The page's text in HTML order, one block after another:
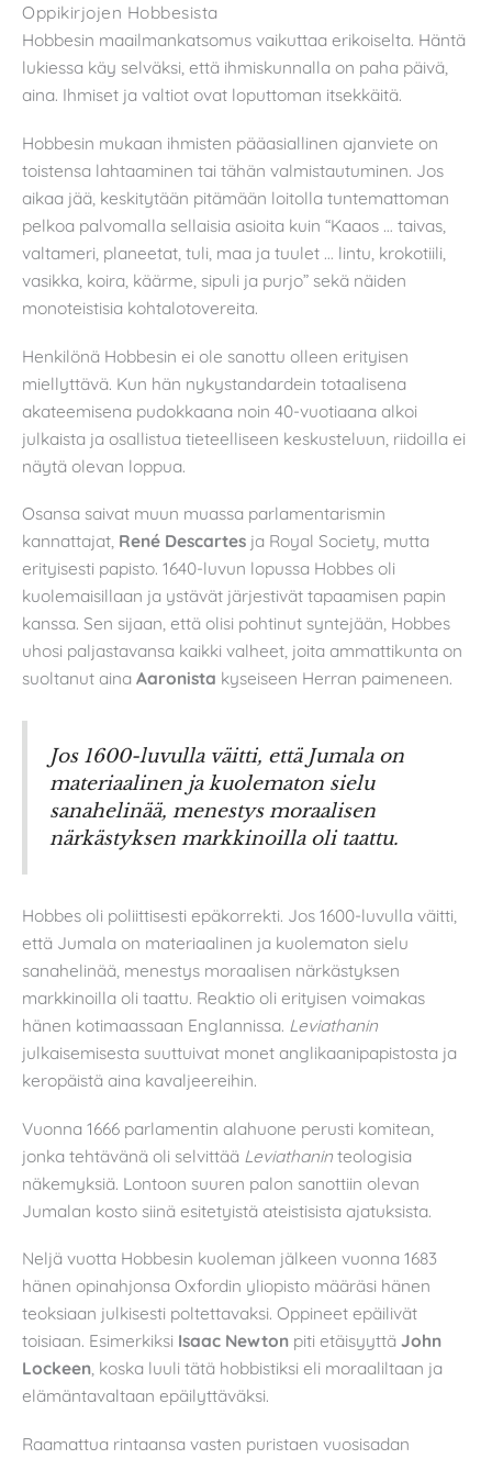
Oppikirjojen Hobbesista
Hobbesin maailmankatsomus vaikuttaa erikoiselta. Häntä
lukiessa käy selväksi, että ihmiskunnalla on paha päivä,
aina. Ihmiset ja valtiot ovat loputtoman itsekkäitä.
Hobbesin mukaan ihmisten pääasiallinen ajanviete on
toistensa lahtaaminen tai tähän valmistautuminen. Jos
aikaa jää, keskitytään pitämään loitolla tuntemattoman
pelkoa palvomalla sellaisia asioita kuin “Kaaos … taivas,
valtameri, planeetat, tuli, maa ja tuulet … lintu, krokotiili,
vasikka, koira, käärme, sipuli ja purjo” sekä näiden
monoteistisia kohtalotovereita.
Henkilönä Hobbesin ei ole sanottu olleen erityisen
miellyttävä. Kun hän nykystandardein totaalisena
akateemisena pudokkaana noin 40-vuotiaana alkoi
julkaista ja osallistua tieteelliseen keskusteluun, riidoilla ei
näytä olevan loppua.
Osansa saivat muun muassa parlamentarismin
kannattajat, René Descartes ja Royal Society, mutta
erityisesti papisto. 1640-luvun lopussa Hobbes oli
kuolemaisillaan ja ystävät järjestivät tapaamisen papin
kanssa. Sen sijaan, että olisi pohtinut syntejään, Hobbes
uhosi paljastavansa kaikki valheet, joita ammattikunta on
suoltanut aina Aaronista kyseiseen Herran paimeneen.
Jos 1600-luvulla väitti, että Jumala on
materiaalinen ja kuolematon sielu
sanahelinää, menestys moraalisen
närkästyksen markkinoilla oli taattu.
Hobbes oli poliittisesti epäkorrekti. Jos 1600-luvulla väitti,
että Jumala on materiaalinen ja kuolematon sielu
sanahelinää, menestys moraalisen närkästyksen
markkinoilla oli taattu. Reaktio oli erityisen voimakas
hänen kotimaassaan Englannissa. Leviathanin
julkaisemisesta suuttuivat monet anglikaanipapistosta ja
keropäistä aina kavaljeereihin.
Vuonna 1666 parlamentin alahuone perusti komitean,
jonka tehtävänä oli selvittää Leviathanin teologisia
näkemyksiä. Lontoon suuren palon sanottiin olevan
Jumalan kosto siinä esitetyistä ateistisista ajatuksista.
Neljä vuotta Hobbesin kuoleman jälkeen vuonna 1683
hänen opinahjonsa Oxfordin yliopisto määräsi hänen
teoksiaan julkisesti poltettavaksi. Oppineet epäilivät
toisiaan. Esimerkiksi Isaac Newton piti etäisyyttä John
Lockeen, koska luuli tätä hobbistiksi eli moraaliltaan ja
elämäntavaltaan epäilyttäväksi.
Raamattua rintaansa vasten puristaen vuosisadan